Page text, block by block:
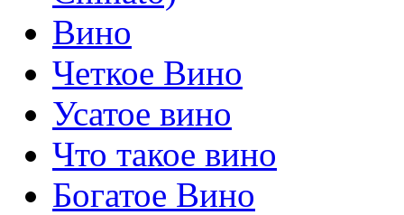
Вино
Четкое Вино
Усатое вино
Что такое вино
Богатое Вино